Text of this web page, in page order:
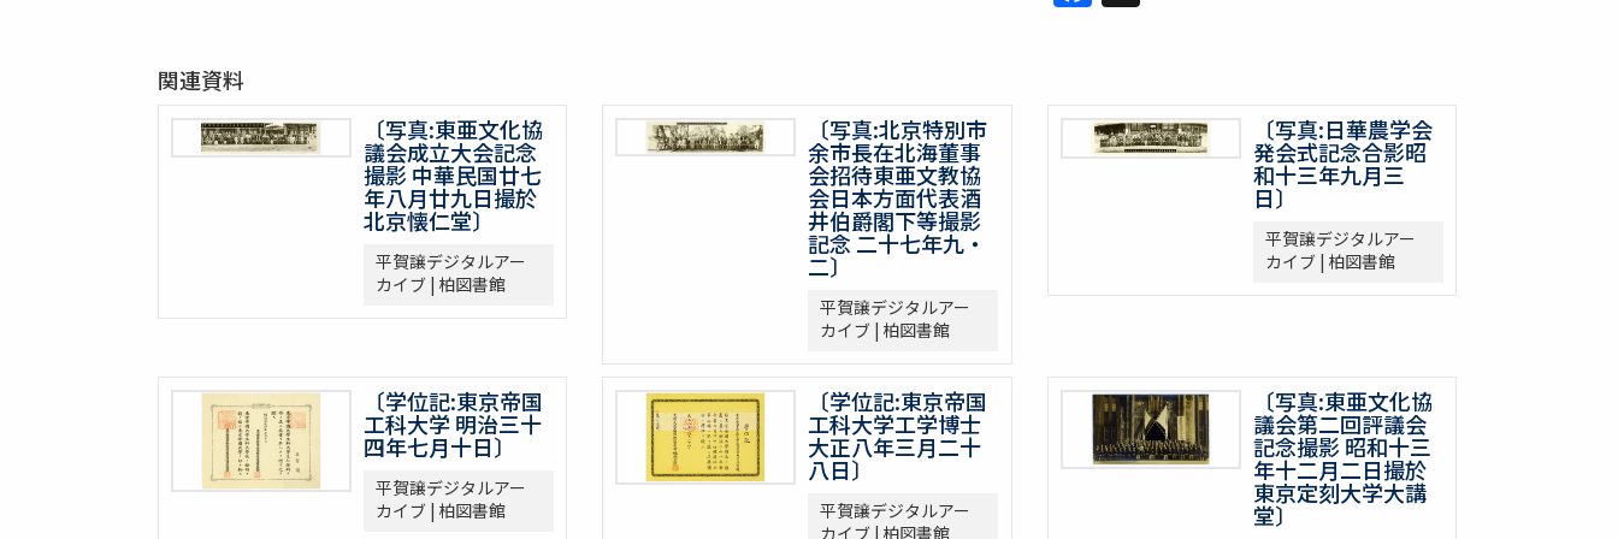
関連資料
〔写真:東亜文化協
議会成立大会記念
撮影 中華民国廿七
年八月廿九日撮於
北京懐仁堂〕
平賀譲デジタルアー
カイブ | 柏図書館
〔写真:北京特別市
余市長在北海董事
会招待東亜文教協
会日本方面代表酒
井伯爵閣下等撮影
記念 二十七年九・
二〕
平賀譲デジタルアー
カイブ | 柏図書館
〔写真:日華農学会
発会式記念合影昭
和十三年九月三
日〕
平賀譲デジタルアー
カイブ | 柏図書館
〔学位記:東京帝国
工科大学 明治三十
四年七月十日〕
平賀譲デジタルアー
カイブ | 柏図書館
〔学位記:東京帝国
工科大学工学博士
大正八年三月二十
八日〕
平賀譲デジタルアー
カイブ | 柏図書館
〔写真:東亜文化協
議会第二回評議会
記念撮影 昭和十三
年十二月二日撮於
東京定刻大学大講
堂〕